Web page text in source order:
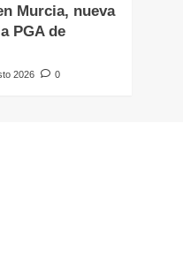
Murcia, nueva
PGA de
2026 0